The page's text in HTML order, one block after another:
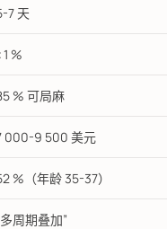
7 天
%
% 可局麻
000-9 500 美元
%（年龄 35-37）
多周期叠加”